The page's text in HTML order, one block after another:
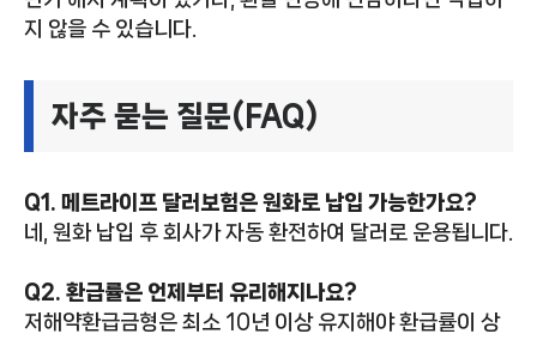
지 않을 수 있습니다.
자주 묻는 질문(FAQ)
Q1. 메트라이프 달러보험은 원화로 납입 가능한가요?
네, 원화 납입 후 회사가 자동 환전하여 달러로 운용됩니다.
Q2. 환급률은 언제부터 유리해지나요?
저해약환급금형은 최소 10년 이상 유지해야 환급률이 상